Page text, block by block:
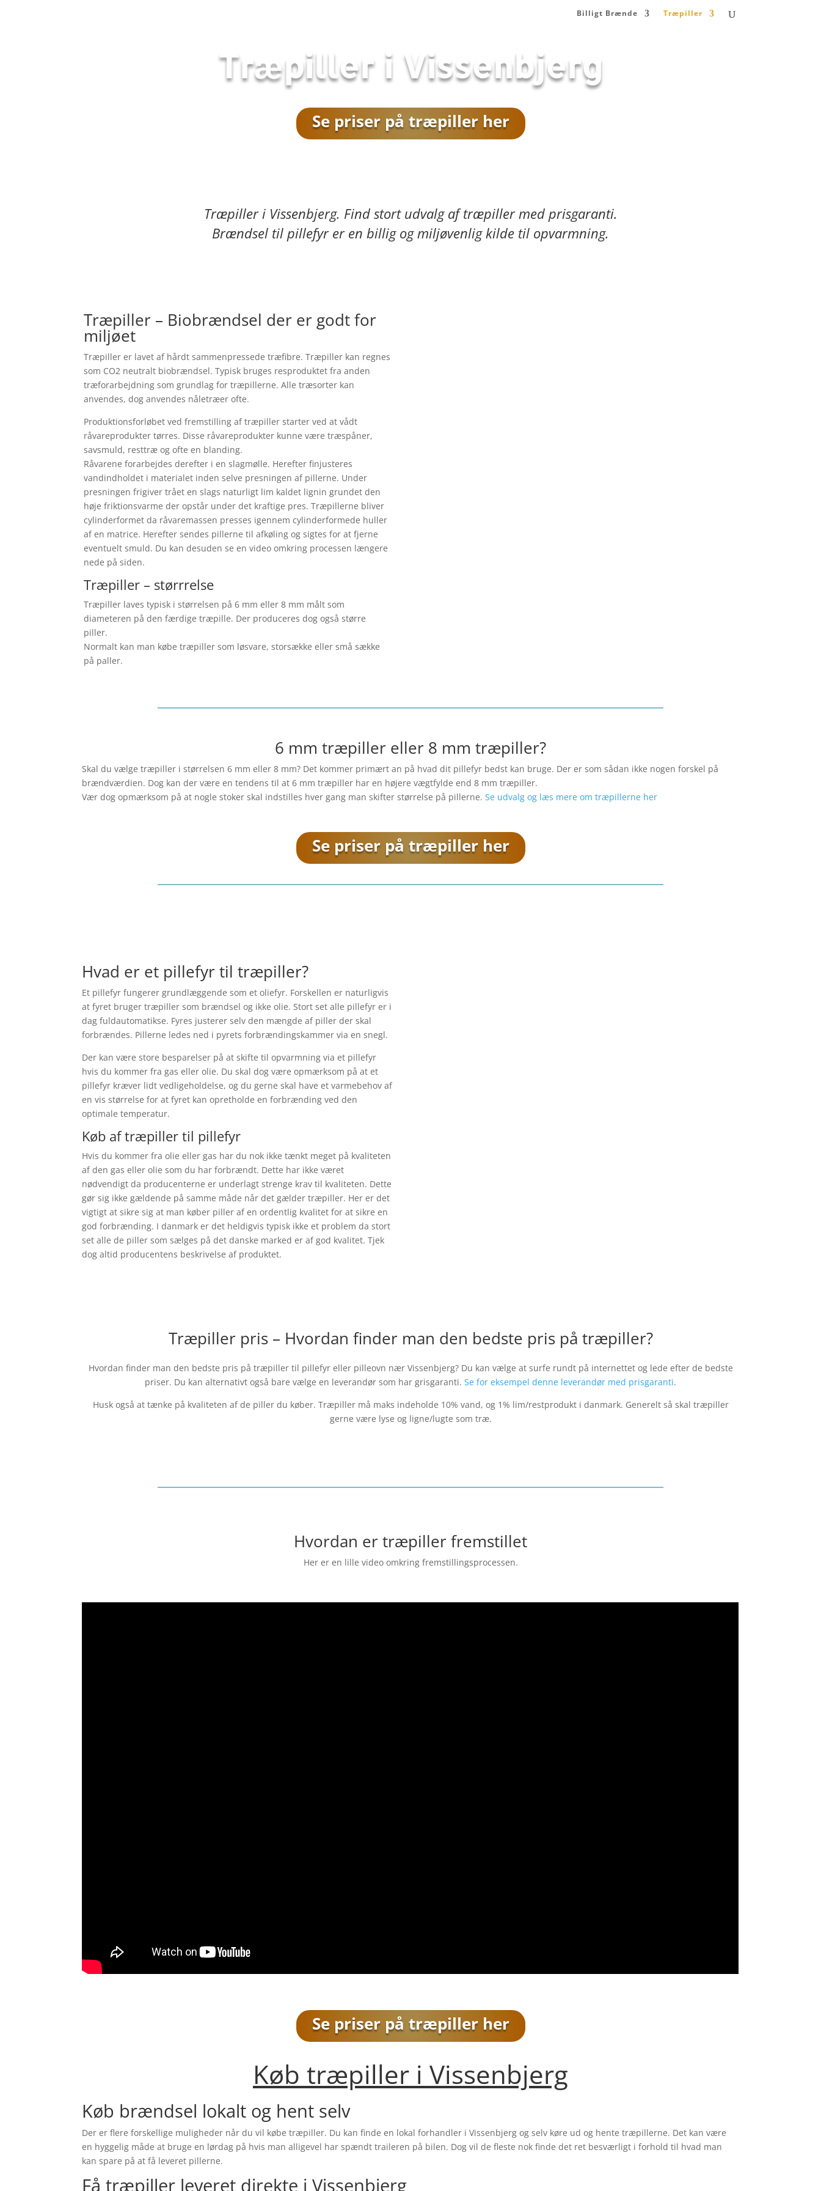
Billigt Brænde Træpiller
Træpiller i Vissenbjerg
Se priser på træpiller her
Træpiller i Vissenbjerg. Find stort udvalg af træpiller med prisgaranti.
Brændsel til pillefyr er en billig og miljøvenlig kilde til opvarmning.
Træpiller – Biobrændsel der er godt for
miljøet
Træpiller er lavet af hårdt sammenpressede træfibre. Træpiller kan regnes
som CO2 neutralt biobrændsel. Typisk bruges resproduktet fra anden
træforarbejdning som grundlag for træpillerne. Alle træsorter kan
anvendes, dog anvendes nåletræer ofte.
Produktionsforløbet ved fremstilling af træpiller starter ved at vådt
råvareprodukter tørres. Disse råvareprodukter kunne være træspåner,
savsmuld, resttræ og ofte en blanding.
Råvarene forarbejdes derefter i en slagmølle. Herefter finjusteres
vandindholdet i materialet inden selve presningen af pillerne. Under
presningen frigiver trået en slags naturligt lim kaldet lignin grundet den
høje friktionsvarme der opstår under det kraftige pres. Træpillerne bliver
cylinderformet da råvaremassen presses igennem cylinderformede huller
af en matrice. Herefter sendes pillerne til afkøling og sigtes for at fjerne
eventuelt smuld. Du kan desuden se en video omkring processen længere
nede på siden.
Træpiller – størrrelse
Træpiller laves typisk i størrelsen på 6 mm eller 8 mm målt som
diameteren på den færdige træpille. Der produceres dog også større
piller.
Normalt kan man købe træpiller som løsvare, storsække eller små sække
på paller.
6 mm træpiller eller 8 mm træpiller?
Skal du vælge træpiller i størrelsen 6 mm eller 8 mm? Det kommer primært an på hvad dit pillefyr bedst kan bruge. Der er som sådan ikke nogen forskel på
brændværdien. Dog kan der være en tendens til at 6 mm træpiller har en højere vægtfylde end 8 mm træpiller.
Vær dog opmærksom på at nogle stoker skal indstilles hver gang man skifter størrelse på pillerne.Se udvalg og læs mere om træpillerne her
Se priser på træpiller her
Hvad er et pillefyr til træpiller?
Et pillefyr fungerer grundlæggende som et oliefyr. Forskellen er naturligvis
at fyret bruger træpiller som brændsel og ikke olie. Stort set alle pillefyr er i
dag fuldautomatikse. Fyres justerer selv den mængde af piller der skal
forbrændes. Pillerne ledes ned i pyrets forbrændingskammer via en snegl.
Der kan være store besparelser på at skifte til opvarmning via et pillefyr
hvis du kommer fra gas eller olie. Du skal dog være opmærksom på at et
pillefyr kræver lidt vedligeholdelse, og du gerne skal have et varmebehov af
en vis størrelse for at fyret kan opretholde en forbrænding ved den
optimale temperatur.
Køb af træpiller til pillefyr
Hvis du kommer fra olie eller gas har du nok ikke tænkt meget på kvaliteten
af den gas eller olie som du har forbrændt. Dette har ikke været
nødvendigt da producenterne er underlagt strenge krav til kvaliteten. Dette
gør sig ikke gældende på samme måde når det gælder træpiller. Her er det
vigtigt at sikre sig at man køber piller af en ordentlig kvalitet for at sikre en
god forbrænding. I danmark er det heldigvis typisk ikke et problem da stort
set alle de piller som sælges på det danske marked er af god kvalitet. Tjek
dog altid producentens beskrivelse af produktet.
Træpiller pris – Hvordan finder man den bedste pris på træpiller?
Hvordan finder man den bedste pris på træpiller til pillefyr eller pilleovn nær Vissenbjerg? Du kan vælge at surfe rundt på internettet og lede efter de bedste
priser. Du kan alternativt også bare vælge en leverandør som har grisgaranti. Se for eksempel denne leverandør med prisgaranti.
Husk også at tænke på kvaliteten af de piller du køber. Træpiller må maks indeholde 10% vand, og 1% lim/restprodukt i danmark. Generelt så skal træpiller
gerne være lyse og ligne/lugte som træ.
Hvordan er træpiller fremstillet
Her er en lille video omkring fremstillingsprocessen.
Se priser på træpiller her
Køb træpiller i Vissenbjerg
Køb brændsel lokalt og hent selv
Der er flere forskellige muligheder når du vil købe træpiller. Du kan finde en lokal forhandler iVissenbjerg og selv køre ud og hente træpillerne. Det kan være
en hyggelig måde at bruge en lørdag på hvis man alligevel har spændt traileren på bilen. Dog vil de fleste nok finde det ret besværligt i forhold til hvad man
kan spare på at få leveret pillerne.
Få træpiller leveret direkte iVissenbjerg